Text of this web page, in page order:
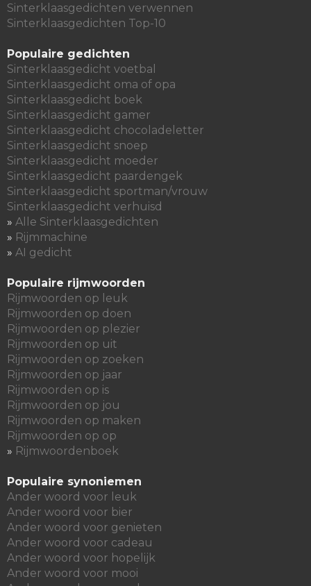
Sinterklaasgedichten verwennen
Sinterklaasgedichten Top-10
Populaire gedichten
Sinterklaasgedicht voetbal
Sinterklaasgedicht oma of opa
Sinterklaasgedicht boek
Sinterklaasgedicht gamer
Sinterklaasgedicht chocoladeletter
Sinterklaasgedicht snoep
Sinterklaasgedicht moeder
Sinterklaasgedicht paardengek
Sinterklaasgedicht sportman/vrouw
Sinterklaasgedicht verhuisd
» Alle Sinterklaasgedichten
» Rijmmachine
» AI gedicht
Populaire rijmwoorden
Rijmwoorden op leuk
Rijmwoorden op doen
Rijmwoorden op plezier
Rijmwoorden op uit
Rijmwoorden op zoeken
Rijmwoorden op jaar
Rijmwoorden op is
Rijmwoorden op jou
Rijmwoorden op maken
Rijmwoorden op op
» Rijmwoordenboek
Populaire synoniemen
Ander woord voor leuk
Ander woord voor bier
Ander woord voor genieten
Ander woord voor cadeau
Ander woord voor hopelijk
Ander woord voor mooi